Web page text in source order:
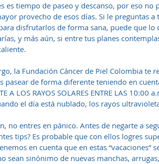
es tiempo de paseo y descanso, por eso
provecho de esos días. Si le preguntas
disfrutarlos de forma sana, puede que lo
y más aún, si entre tus planes
la Fundación Cáncer de Piel Colombia te
pasear de forma diferente teniendo en
A LOS RAYOS SOLARES ENTRE LAS
el día está nublado, los rayos
no entres en pánico. Antes de negarte a
tips? Es probable que con ellos logres
en cuenta que en estas “vacaciones”
sean sinónimo de nuevas manchas,